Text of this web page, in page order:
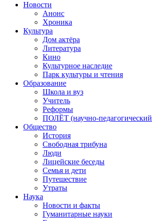
Новости
Анонс
Хроника
Культура
Дом актёра
Литература
Кино
Культурное наследие
Парк культуры и чтения
Образование
Школа и вуз
Учитель
Реформы
ПОЛЁТ (научно-
Общество
История
Свободная трибуна
Люди
Лицейские беседы
Семья и дети
Путешествие
Утраты
Наука
Новости и факты
Гуманитарные науки